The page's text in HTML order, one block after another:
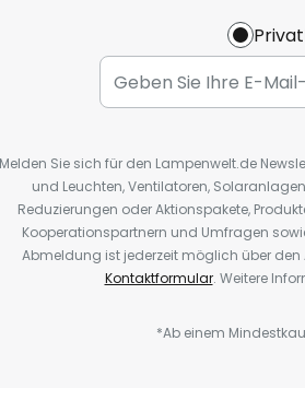
UVC 25 %
ta 0 bis 30 °C, rF 0 bis 95 %
Zähler
Melden Sie sich für den Lampenwelt.de
und Leuchten, Ventilatoren,
Reduzierungen oder Aktionspakete,
Kooperationspartnern und Umfragen
Abmeldung ist jederzeit möglich über den
Kontaktformular. Weitere
*Ab einem